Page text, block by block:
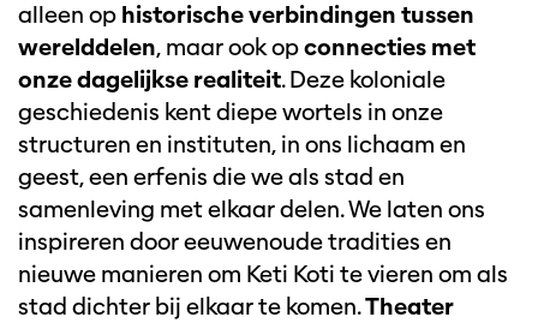
alleen op historische verbindingen tussen
werelddelen, maar ook opconnecties met
onze dagelijkse realiteit. Deze koloniale
geschiedenis kent diepe wortels in onze
structuren en instituten, in ons lichaam en
geest, een erfenis die we als stad en
samenleving met elkaar delen. We laten ons
inspireren door eeuwenoude tradities en
nieuwe manieren om Keti Koti te vieren om als
stad dichter bij elkaar te komen.Theater